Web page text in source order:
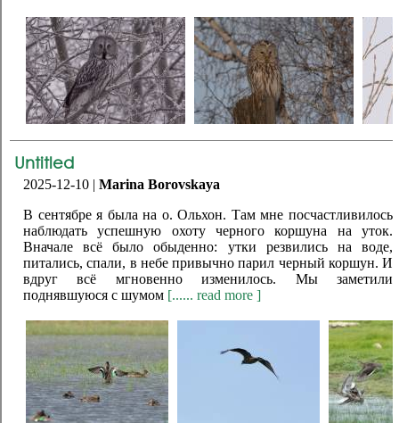
Untitled
2025-12-10 | Marina Borovskaya
В сентябре я была на о. Ольхон. Там мне посчастливилось
наблюдать успешную охоту черного коршуна на уток.
Вначале всё было обыденно: утки резвились на воде,
питались, спали, в небе привычно парил черный коршун. И
вдруг всё мгновенно изменилось. Мы заметили
поднявшуюся с шумом [...... read more ]